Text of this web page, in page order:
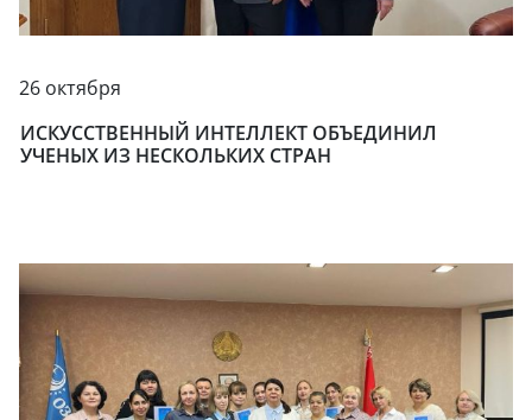
26 октября
ИСКУССТВЕННЫЙ ИНТЕЛЛЕКТ ОБЪЕДИНИЛ
УЧЕНЫХ ИЗ НЕСКОЛЬКИХ СТРАН